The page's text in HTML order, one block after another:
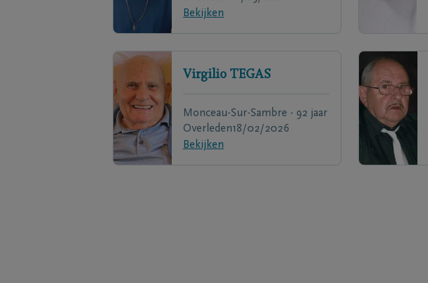
Bekijken
Virgilio TEGAS
Monceau-Sur-Sambre - 92 jaar
Overleden18/02/2026
Bekijken